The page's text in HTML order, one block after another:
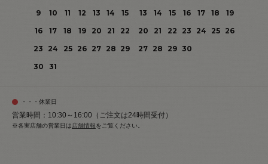
9
10 11 12 13 14
15
16
17 18 19 20 21
22
23
24 25 26 27 28 29
30
31
13
14 15 16 17 18
19
20
21 22 23 24 25
26
27 28 29 30
・・・休業日
営業時間：10:30～16:00（ご注文は24時間受付）
※各実店舗の営業日は 店舗情報をご覧ください。